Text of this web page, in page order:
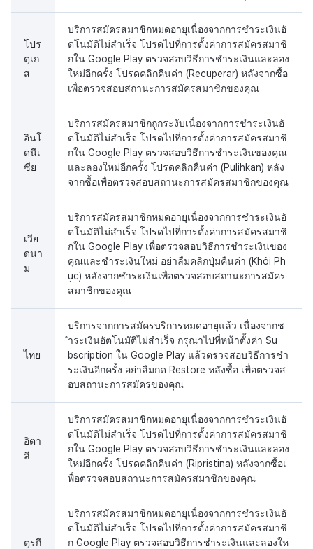
โปร
ตุเก
ส
บริการสมัครสมาชิกหมดอายุเนื่องจากการชำระเงินอั
ตโนมัติไม่สำเร็จ โปรดไปที่การตั้งค่าการสมัครสมาชิ
กใน Google Play ตรวจสอบวิธีการชำระเงินและลอง
ใหม่อีกครั้ง โปรดคลิกคืนค่า (Recuperar) หลังจากซื้อ
เพื่อตรวจสอบสถานะการสมัครสมาชิกของคุณ
อินโ
ดนีเ
ซีย
บริการสมัครสมาชิกถูกระงับเนื่องจากการชำระเงินอั
ตโนมัติไม่สำเร็จ โปรดไปที่การตั้งค่าการสมัครสมาชิ
กใน Google Play ตรวจสอบวิธีการชำระเงินของคุณ
และลองใหม่อีกครั้ง โปรดคลิกคืนค่า (Pulihkan) หลัง
จากซื้อเพื่อตรวจสอบสถานะการสมัครสมาชิกของคุณ
เวีย
ดนา
ม
บริการสมัครสมาชิกหมดอายุเนื่องจากการชำระเงินอั
ตโนมัติไม่สำเร็จ โปรดไปที่การตั้งค่าการสมัครสมาชิ
กใน Google Play เพื่อตรวจสอบวิธีการชำระเงินของ
คุณและชำระเงินใหม่ อย่าลืมคลิกปุ่มคืนค่า (Khôi Ph
ục) หลังจากชำระเงินเพื่อตรวจสอบสถานะการสมัคร
สมาชิกของคุณ
ไทย
บริการจากการสมัครบริการหมดอายุแล้ว เนื่องจากช
ำระเงินอัตโนมัติไม่สำเร็จ กรุณาไปที่หน้าตั้งค่า Su
bscription ใน Google Play แล้วตรวจสอบวิธีการชำ
ระเงินอีกครั้ง อย่าลืมกด Restore หลังซื้อ เพื่อตรวจส
อบสถานะการสมัครของคุณ
อิตา
ลี
บริการสมัครสมาชิกหมดอายุเนื่องจากการชำระเงินอั
ตโนมัติไม่สำเร็จ โปรดไปที่การตั้งค่าการสมัครสมาชิ
กใน Google Play ตรวจสอบวิธีการชำระเงินและลอง
ใหม่อีกครั้ง โปรดคลิกคืนค่า (Ripristina) หลังจากซื้อเ
พื่อตรวจสอบสถานะการสมัครสมาชิกของคุณ
ตุรกี
บริการสมัครสมาชิกหมดอายุเนื่องจากการชำระเงินอั
ตโนมัติไม่สำเร็จ โปรดไปที่การตั้งค่าการสมัครสมาชิ
ก Google Play ตรวจสอบวิธีการชำระเงินและลองให